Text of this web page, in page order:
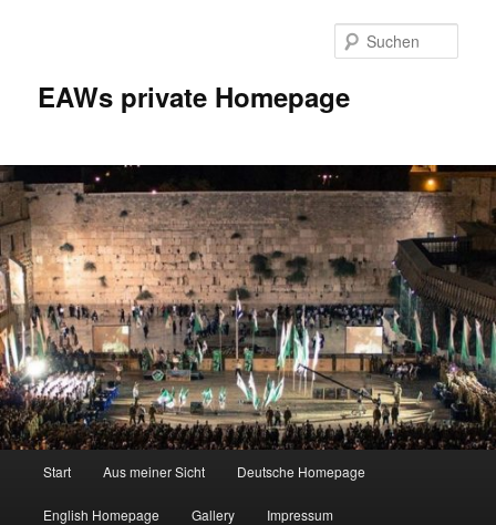
EAWs private Homepage
Start Aus meiner Sicht Deutsche Homepage
English Homepage Gallery Impressum